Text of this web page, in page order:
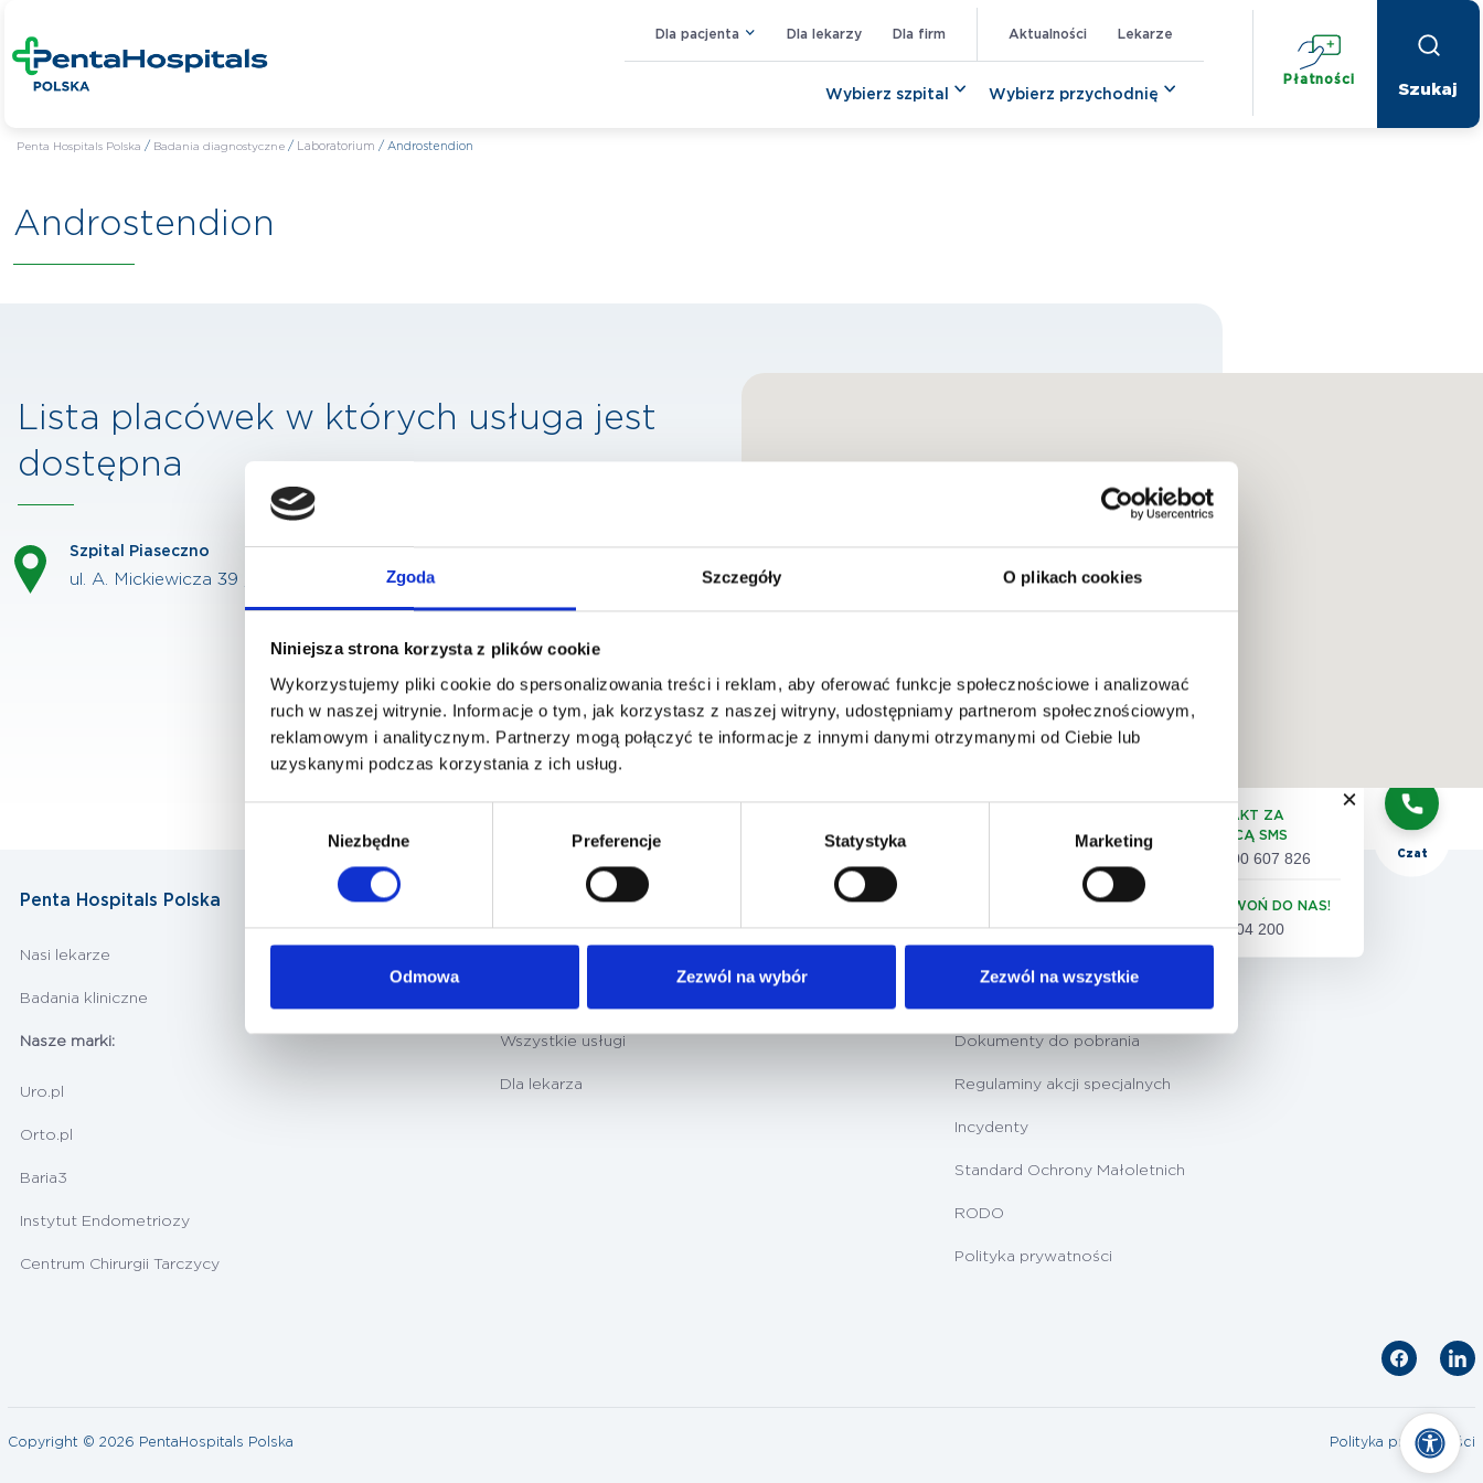
Zgoda Szczegóły O plikach cookies
Niniejsza strona korzysta z plików cookie
Wykorzystujemy pliki cookie do spersonalizowania treści i reklam, aby oferować funkcje społecznościowe i analizować
ruch w naszej witrynie. Informacje o tym, jak korzystasz z naszej witryny, udostępniamy partnerom społecznościowym,
reklamowym i analitycznym. Partnerzy mogą połączyć te informacje z innymi danymi otrzymanymi od Ciebie lub
uzyskanymi podczas korzystania z ich usług.
Niezbędne Preferencje Statystyka Marketing
Odmowa Zezwól na wybór Zezwól na wszystkie
Dla pacjenta Dla lekarzy Dla firm Aktualności Lekarze
Płatności
Wybierz szpital Wybierz przychodnię
Penta Hospitals Polska / Badania diagnostyczne/ Laboratorium / Androstendion
Androstendion
Lista placówek w których usługa jest
dostępna
Szpital Piaseczno
ul. A. Mickiewicza 39 , 05-500 Piaseczno
Penta Hospitals Polska
Nasi lekarze
Badania kliniczne
Nasze marki:
Uro.pl
Orto.pl
Baria3
Instytut Endometriozy
Centrum Chirurgii Tarczycy
Nasza oferta
Wszystkie usługi
Dla lekarza
Dokumenty do pobrania
Regulaminy akcji specjalnych
Incydenty
Standard Ochrony Małoletnich
RODO
Polityka prywatności
Copyright © 2026 PentaHospitals Polska Polityka prywatności
KONTAKT ZA
POMOCĄ SMS
+48 500 607 826
ZADZWOŃ DO NAS!
61 86 04 200
Czat